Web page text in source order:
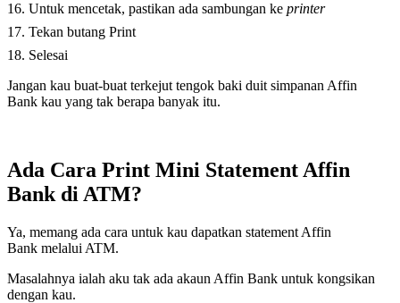
Untuk mencetak, pastikan ada sambungan ke printer
Tekan butang Print
Selesai
Jangan kau buat-buat terkejut tengok baki duit simpanan Affin
Bank kau yang tak berapa banyak itu.
Ada Cara Print Mini Statement Affin
Bank di ATM?
Ya, memang ada cara untuk kau dapatkan statement Affin
Bank melalui ATM.
Masalahnya ialah aku tak ada akaun Affin Bank untuk kongsikan
dengan kau.